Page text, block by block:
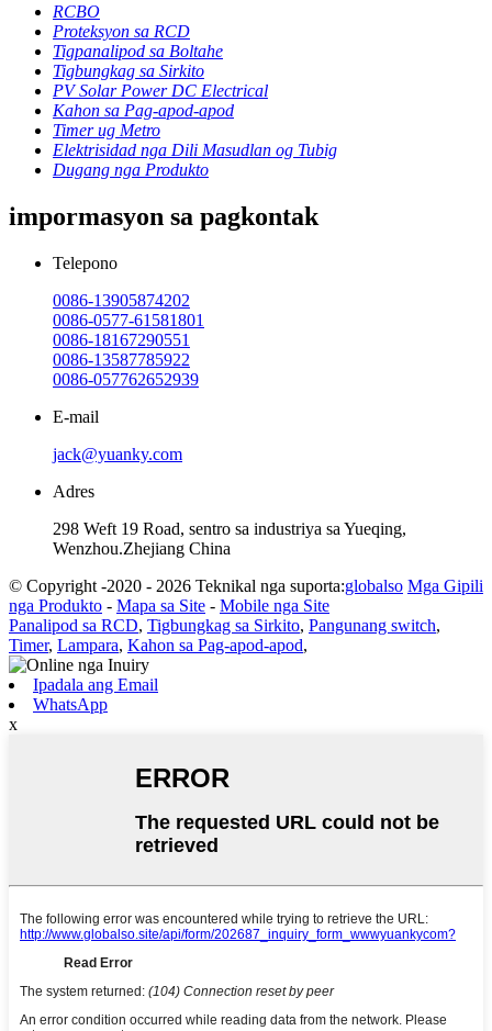
RCBO
Proteksyon sa RCD
Tigpanalipod sa Boltahe
Tigbungkag sa Sirkito
PV Solar Power DC Electrical
Kahon sa Pag-apod-apod
Timer ug Metro
Elektrisidad nga Dili Masudlan og Tubig
Dugang nga Produkto
impormasyon sa pagkontak
Telepono
0086-13905874202
0086-0577-61581801
0086-18167290551
0086-13587785922
0086-057762652939
E-mail
jack@yuanky.com
Adres
298 Weft 19 Road, sentro sa industriya sa Yueqing,
Wenzhou.Zhejiang China
© Copyright -2020 - 2026 Teknikal nga suporta:globalso Mga Gipili
nga Produkto - Mapa sa Site - Mobile nga Site
Panalipod sa RCD, Tigbungkag sa Sirkito, Pangunang switch,
Timer, Lampara, Kahon sa Pag-apod-apod,
Ipadala ang Email
WhatsApp
x